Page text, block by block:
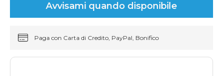
Avvisami quando disponibile
Paga con Carta di Credito, PayPal, Bonifico